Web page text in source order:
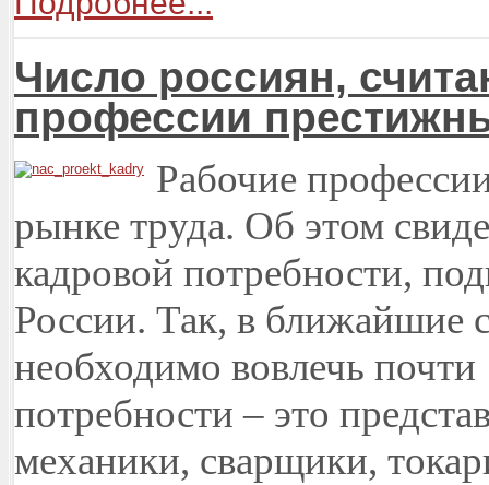
Число россиян,
профессии
Рабочие
рынке труда. Об этом
кадровой потребности,
России. Так, в ближайшие
необходимо вовлечь
потребности – это
механики, сварщики,